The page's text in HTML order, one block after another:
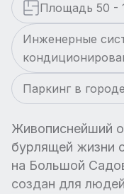
Площадь 50 -
Инженерные
Паркинг в
Живописнейший
бурлящей жизни
на Большой
создан для